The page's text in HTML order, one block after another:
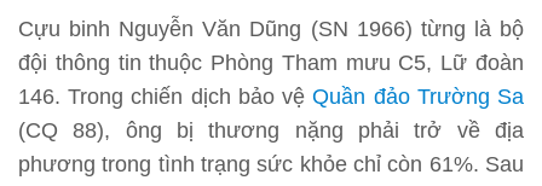
Cựu binh Nguyễn Văn Dũng (SN 1966) từng là bộ
đội thông tin thuộc Phòng Tham mưu C5, Lữ đoàn
146. Trong chiến dịch bảo vệQuần đảo Trường Sa
(CQ 88), ông bị thương nặng phải trở về địa
phương trong tình trạng sức khỏe chỉ còn 61%. Sau